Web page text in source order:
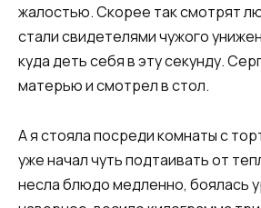
жалостью. Скорее так смотрят
стали свидетелями чужого
куда деть себя в эту секунду.
матерью и смотрел в стол.
А я стояла посреди комнаты с
уже начал чуть подтаивать от
несла блюдо медленно, боялась